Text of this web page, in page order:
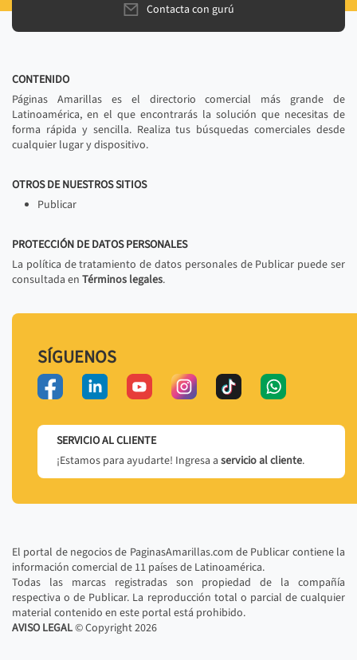
Contacta con gurú
CONTENIDO
Páginas Amarillas es el directorio comercial más grande de
Latinoamérica, en el que encontrarás la solución que necesitas de
forma rápida y sencilla. Realiza tus búsquedas comerciales desde
cualquier lugar y dispositivo.
OTROS DE NUESTROS SITIOS
Publicar
PROTECCIÓN DE DATOS PERSONALES
La política de tratamiento de datos personales de Publicar puede ser
consultada en Términos legales.
SÍGUENOS
SERVICIO AL CLIENTE
¡Estamos para ayudarte! Ingresa a servicio al cliente.
El portal de negocios de PaginasAmarillas.com de Publicar contiene la
información comercial de 11 países de Latinoamérica.
Todas las marcas registradas son propiedad de la compañía
respectiva o de Publicar. La reproducción total o parcial de cualquier
material contenido en este portal está prohibido.
AVISO LEGAL© Copyright2026